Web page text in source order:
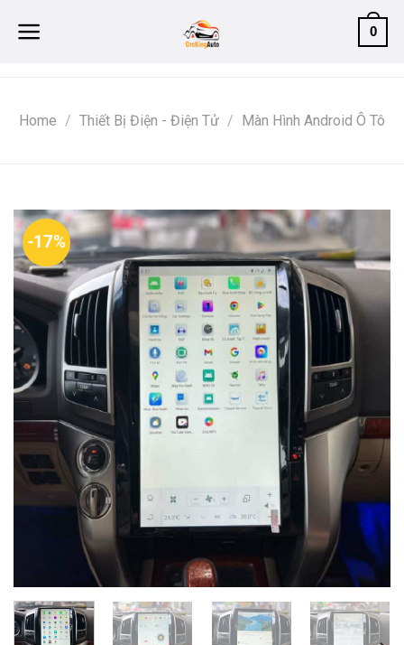
0
Home / Thiết Bị Điện - Điện Tử / Màn Hình Android Ô Tô
-17%